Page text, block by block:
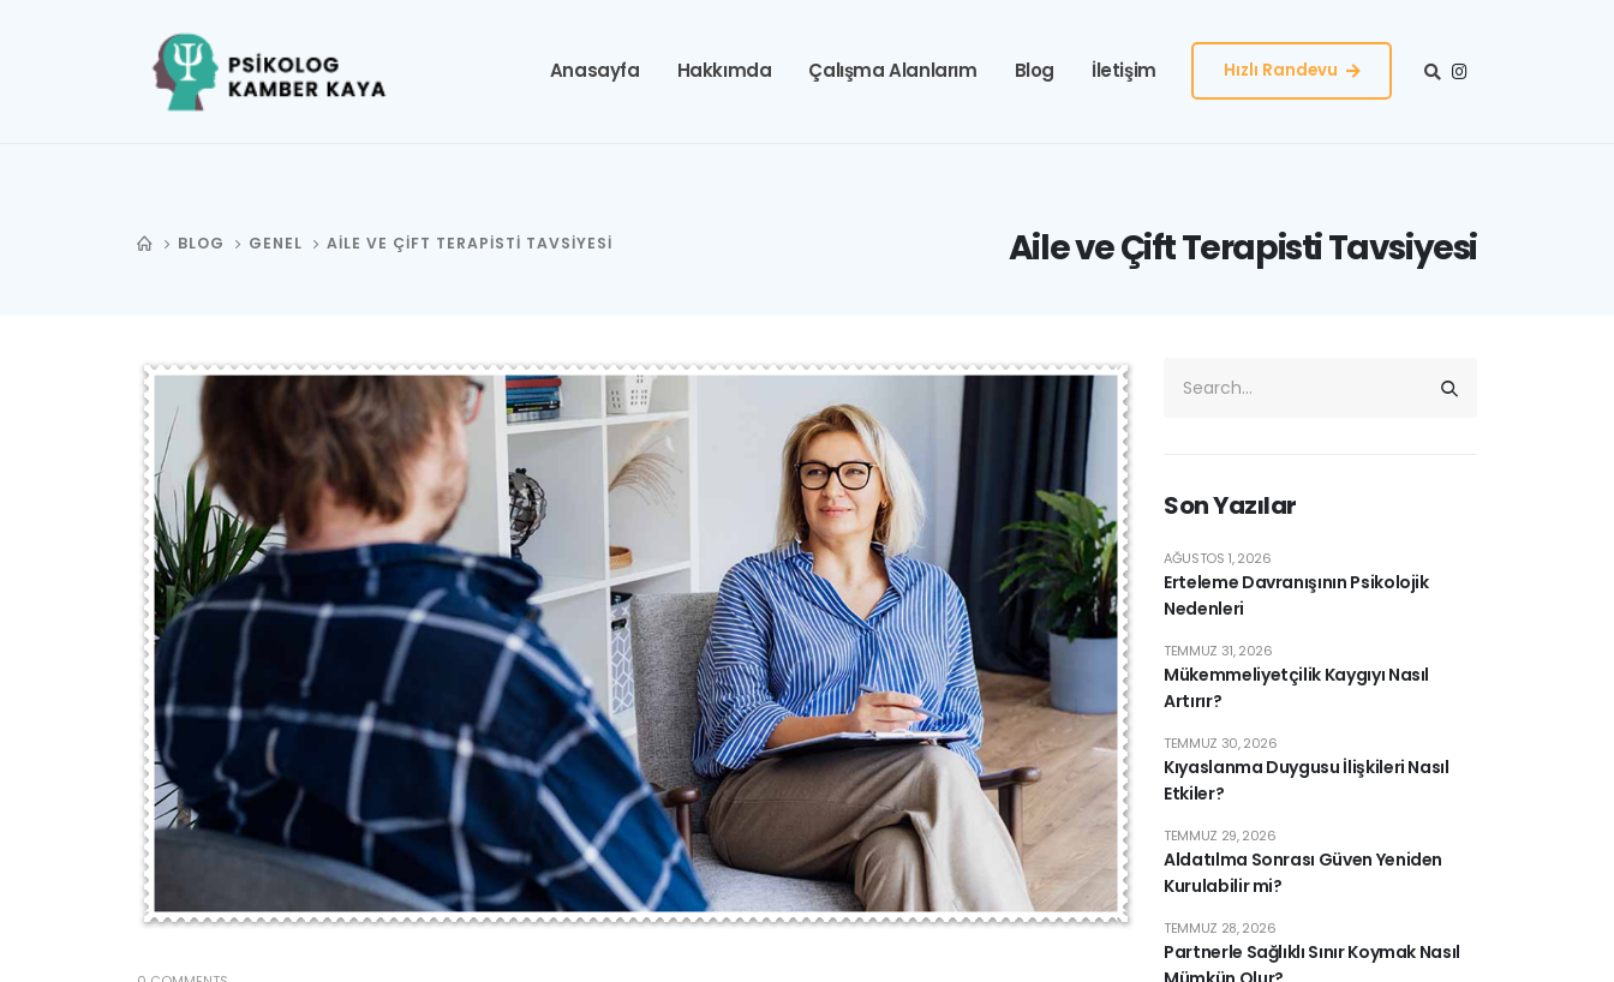
Anasayfa Hakkımda Çalışma Alanlarım Blog İletişim Hızlı Randevu
Aile ve Çift Terapisti Tavsiyesi
BLOG GENEL AILE VE ÇIFT TERAPISTI TAVSIYESI
Son Yazılar
Erteleme Davranışının Psikolojik
Nedenleri
AĞUSTOS 1, 2026
Mükemmeliyetçilik Kaygıyı Nasıl
Artırır?
TEMMUZ 31, 2026
Kıyaslanma Duygusu İlişkileri Nasıl
Etkiler?
TEMMUZ 30, 2026
Aldatılma Sonrası Güven Yeniden
Kurulabilir mi?
TEMMUZ 29, 2026
Partnerle Sağlıklı Sınır Koymak Nasıl
TEMMUZ 28, 2026